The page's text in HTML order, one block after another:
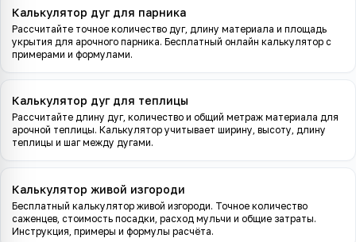
Калькулятор дуг для парника
Рассчитайте точное количество дуг, длину материала и площадь
укрытия для арочного парника. Бесплатный онлайн калькулятор с
примерами и формулами.
Калькулятор дуг для теплицы
Рассчитайте длину дуг, количество и общий метраж материала для
арочной теплицы. Калькулятор учитывает ширину, высоту, длину
теплицы и шаг между дугами.
Калькулятор живой изгороди
Бесплатный калькулятор живой изгороди. Точное количество
саженцев, стоимость посадки, расход мульчи и общие затраты.
Инструкция, примеры и формулы расчёта.